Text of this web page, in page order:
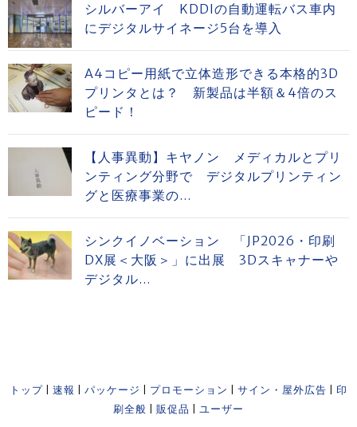
シルバーアイ KDDIの自動運転バス車内
にデジタルサイネージ5台を導入
A4コピー用紙で立体造形できる本格的3D
プリンタとは？ 新製品は半額＆4倍のス
ピード！
【人事異動】キヤノン メディカルとプリ
ンティング分野で デジタルプリンティン
グと医療事業の...
シンクイノベーション 「JP2026・印刷
DX展＜大阪＞」に出展 3Dスキャナーや
デジタル...
トップ 速報 パッケージ プロモーション サイン・屋外広告
印
刷全般
販促品 ユーザー